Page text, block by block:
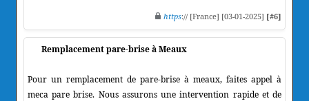
https:// [France] [03-01-2025] [#6]
Remplacement pare-brise à Meaux
Pour un remplacement de pare-brise à meaux, faites appel à
meca pare brise. Nous assurons une intervention rapide et de